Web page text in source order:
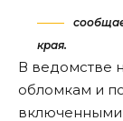
края.
В ведомстве
обломкам и
включенными